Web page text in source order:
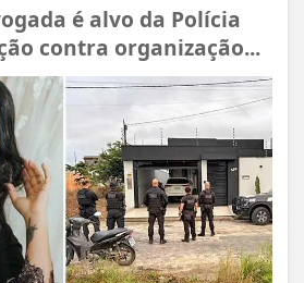
é alvo da Polícia
contra organização...
Privacidade
para melhorar sua
Ao continuar o acesso,
concorda com nossos Termos